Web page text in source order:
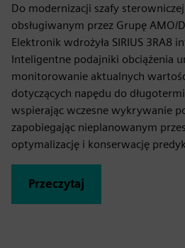
Do modernizacji szafy
obsługiwanym przez Grupę AMO/
Elektronik wdrożyła SIRIUS 3RA8
Inteligentne podajniki obciążenia
monitorowanie aktualnych
dotyczących napędu do
wspierając wczesne wykrywanie
zapobiegając nieplanowanym
optymalizację i konserwację
Przeczytaj